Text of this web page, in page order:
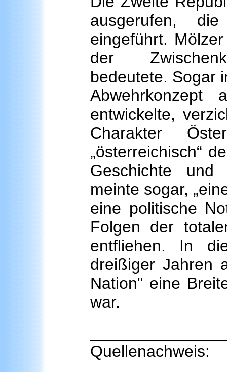
ausgerufen,
eingeführt.
der
bedeutete. Sogar
Abwehrkonzept
entwickelte,
Charakter
„österreichisch“
Geschichte und
meinte sogar,
eine politische
Folgen der
entfliehen. In
dreißiger Jahren
Nation" eine
war.
Quellenachweis: